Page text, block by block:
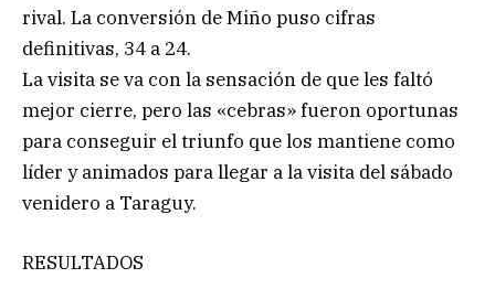
rival. La conversión de Miño puso cifras
definitivas, 34 a 24.
La visita se va con la sensación de que les faltó
mejor cierre, pero las «cebras» fueron oportunas
para conseguir el triunfo que los mantiene como
líder y animados para llegar a la visita del sábado
venidero a Taraguy.
RESULTADOS